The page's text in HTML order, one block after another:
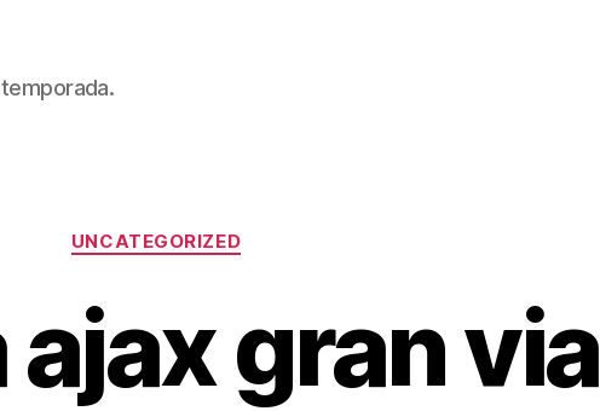
Categorías
UNCATEGORIZED
gran via